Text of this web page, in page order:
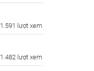
1.591 lượt xem
1.482 lượt xem